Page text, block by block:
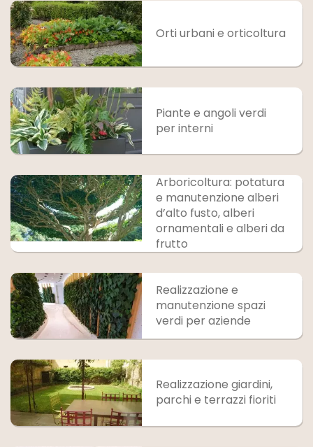
Orti urbani e orticoltura
Piante e angoli verdi
per interni
Arboricoltura: potatura
e manutenzione alberi
d’alto fusto, alberi
ornamentali e alberi da
frutto
Realizzazione e
manutenzione spazi
verdi per aziende
Realizzazione giardini,
parchi e terrazzi fioriti